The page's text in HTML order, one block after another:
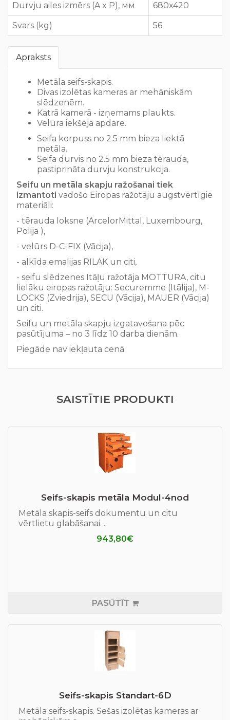
Durvju ailes izmērs (A x P), мм 680х420
Svars (kg) 56
Apraksts
Metāla seifs-skapis.
Divas izolētas kameras ar mehāniskām
slēdzenēm.
Katrā kamerā - izņemams plaukts.
Velūra iekšējā apdare.
Seifa korpuss no 2.5 mm bieza liektā
metāla.
Seifa durvis no 2.5 mm bieza tērauda,
pastiprināta durvju konstrukcija.
Seifu un metāla skapju ražošanai tiek
izmantoti vadošo Eiropas ražotāju augstvērtīgie
materiāli:
- tērauda loksne (ArcelorMittal, Luxembourg,
Polija ),
- velūrs D-C-FIX (Vācija),
- alkīda emalijas RILAK un citi,
- seifu slēdzenes Itāļu ražotāja MOTTURA, citu
lielāku eiropas ražotāju: Securemme (Itālija), M-
LOCKS (Zviedrija), SECU (Vācija), MAUER (Vācija)
un citi.
Seifu un metāla skapju izgatavošana pēc
pasūtījuma – no 3 līdz 10 darba dienām.
Piegāde nav iekļauta cenā.
SAISTĪTIE PRODUKTI
Seifs-skapis metāla Modul-4nod
Metāla skapis-seifs dokumentu un citu
vērtlietu glabāšanai. ..
943,80€
PASŪTĪT
Seifs-skapis Standart-6D
Metāla seifs-skapis. Sešas izolētas kameras ar